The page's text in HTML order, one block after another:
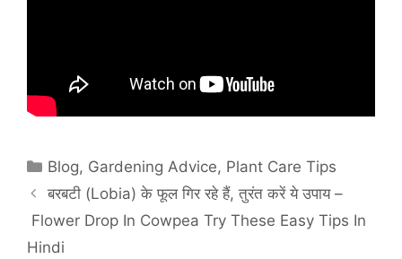
Categories
Blog, Gardening Advice, Plant Care Tips
बरबटी (Lobia) के फूल गिर रहे हैं, तुरंत करें ये उपाय –
Flower Drop In Cowpea Try These Easy Tips In
Hindi